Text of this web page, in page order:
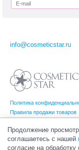
Политика
Правила продажи товаров
info@cosmeticstar.ru
Продолжение
соглашаетесь с нашей
согласие на обработку